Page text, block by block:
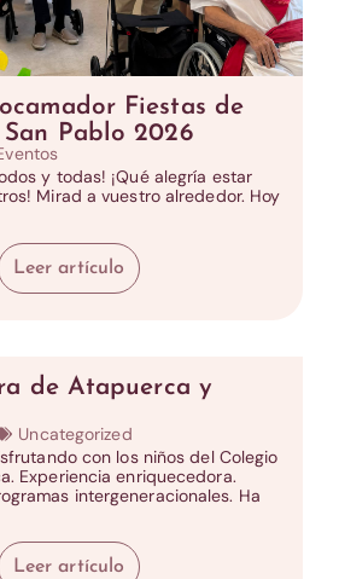
Fiestas de
Pablo 2026
y todas! ¡Qué alegría estar
Mirad a vuestro alrededor. Hoy
Leer artículo
de Atapuerca y
Uncategorized
con los niños del Colegio
Experiencia enriquecedora.
intergeneracionales. Ha
Leer artículo